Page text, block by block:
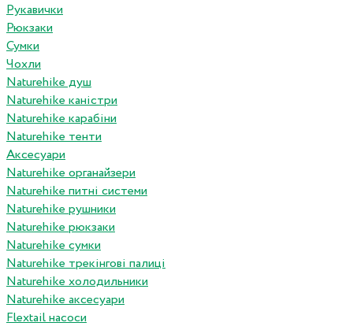
Рукавички
Рюкзаки
Сумки
Чохли
Naturehike душ
Naturehike каністри
Naturehike карабіни
Naturehike тенти
Аксесуари
Naturehike органайзери
Naturehike питні системи
Naturehike рушники
Naturehike рюкзаки
Naturehike сумки
Naturehike трекінгові палиці
Naturehike холодильники
Naturehike аксесуари
Flextail насоси